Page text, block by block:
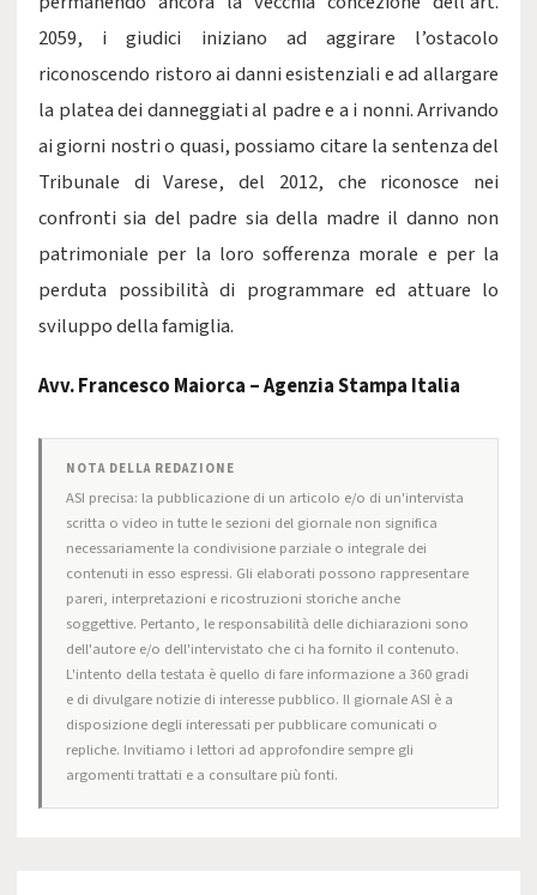
2059, i giudici iniziano ad aggirare l’ostacolo
riconoscendo ristoro ai danni esistenziali e ad allargare
la platea dei danneggiati al padre e a i nonni. Arrivando
ai giorni nostri o quasi, possiamo citare la sentenza del
Tribunale di Varese, del 2012, che riconosce nei
confronti sia del padre sia della madre il danno non
patrimoniale per la loro sofferenza morale e per la
perduta possibilità di programmare ed attuare lo
sviluppo della famiglia.
Avv. Francesco Maiorca – Agenzia Stampa Italia
NOTA DELLA REDAZIONE
ASI precisa: la pubblicazione di un articolo e/o di un'intervista
scritta o video in tutte le sezioni del giornale non significa
necessariamente la condivisione parziale o integrale dei
contenuti in esso espressi. Gli elaborati possono rappresentare
pareri, interpretazioni e ricostruzioni storiche anche
soggettive. Pertanto, le responsabilità delle dichiarazioni sono
dell'autore e/o dell'intervistato che ci ha fornito il contenuto.
L'intento della testata è quello di fare informazione a 360 gradi
e di divulgare notizie di interesse pubblico. Il giornale ASI è a
disposizione degli interessati per pubblicare comunicati o
repliche. Invitiamo i lettori ad approfondire sempre gli
argomenti trattati e a consultare più fonti.